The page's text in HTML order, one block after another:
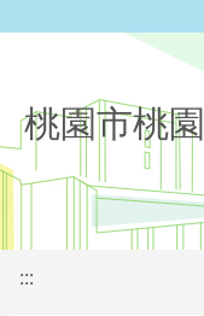
桃園市桃
:::